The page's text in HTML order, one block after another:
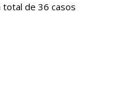
de 36 casos